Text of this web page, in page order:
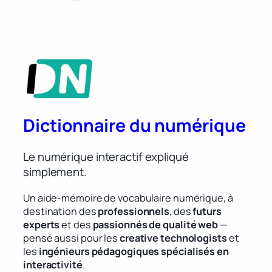
Dictionnaire du numérique
Le numérique interactif expliqué
simplement.
Un aide-mémoire de vocabulaire numérique, à
destination desprofessionnels, desfuturs
expertset des passionnés de qualité web—
pensé aussi pour lescreative technologistset
les ingénieurs pédagogiques spécialisés en
interactivité.